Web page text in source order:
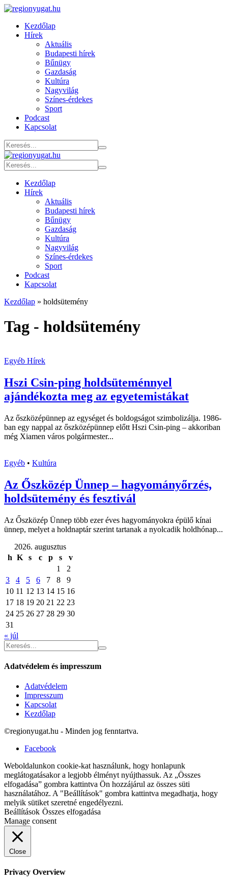
Kezdőlap
Hírek
Aktuális
Budapesti hírek
Bűnügy
Gazdaság
Kultúra
Nagyvilág
Színes-érdekes
Sport
Podcast
Kapcsolat
Kezdőlap
Hírek
Aktuális
Budapesti hírek
Bűnügy
Gazdaság
Kultúra
Nagyvilág
Színes-érdekes
Sport
Podcast
Kapcsolat
Kezdőlap » holdsütemény
Tag - holdsütemény
Egyéb Hírek
Hszi Csin-ping holdsüteménnyel
ajándékozta meg az egyetemistákat
Az őszközépünnep az egységet és boldogságot szimbolizálja. 1986-
ban egy nappal az őszközépünnep előtt Hszi Csin-ping – akkoriban
még Xiamen város polgármester...
Egyéb • Kultúra
Az Őszközép Ünnep – hagyományőrzés,
holdsütemény és fesztivál
Az Őszközép Ünnep több ezer éves hagyományokra épülő kínai
ünnep, melyet a holdnaptár szerint tartanak a nyolcadik holdhónap...
2026. augusztus
h K s c p s
v
1
2
3
4 5 6 7 8
9
10 11 12 13 14 15 16
17 18 19 20 21 22 23
24 25 26 27 28 29 30
31
« júl
Adatvédelem és impresszum
Adatvédelem
Impresszum
Kapcsolat
Kezdőlap
©regionyugat.hu - Minden jog fenntartva.
Facebook
Weboldalunkon cookie-kat használunk, hogy honlapunk
meglátogatásakor a legjobb élményt nyújthassuk. Az „Összes
elfogadása” gombra kattintva Ön hozzájárul az összes süti
használatához. A "Beállítások" gombra kattintva megadhatja, hogy
melyik sütiket szeretné engedélyezni.
Beállítások Összes elfogadása
Manage consent
Close
Privacy Overview